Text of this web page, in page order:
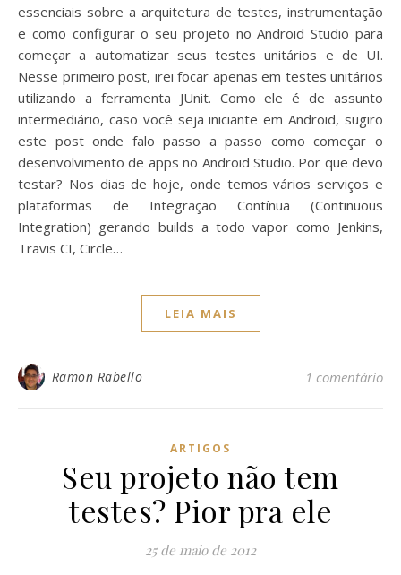
essenciais sobre a arquitetura de testes, instrumentação
e como configurar o seu projeto no Android Studio para
começar a automatizar seus testes unitários e de UI.
Nesse primeiro post, irei focar apenas em testes unitários
utilizando a ferramenta JUnit. Como ele é de assunto
intermediário, caso você seja iniciante em Android, sugiro
este post onde falo passo a passo como começar o
desenvolvimento de apps no Android Studio. Por que devo
testar? Nos dias de hoje, onde temos vários serviços e
plataformas de Integração Contínua (Continuous
Integration) gerando builds a todo vapor como Jenkins,
Travis CI, Circle…
LEIA MAIS
Ramon Rabello 1 comentário
ARTIGOS
Seu projeto não tem
testes? Pior pra ele
25 de maio de 2012